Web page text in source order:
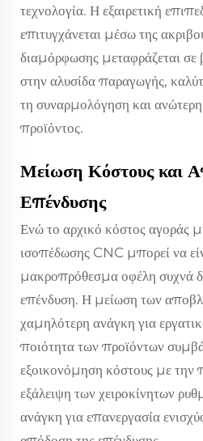
τεχνολογία. Η εξαιρετική
επιτυγχάνεται μέσω της
διαμόρφωσης μεταφράζεται σε
στην αλυσίδα παραγωγής,
τη συναρμολόγηση και
προϊόντος.
Μείωση Κόστους και
Επένδυσης
Ενώ το αρχικό κόστος αγοράς
ισοπέδωσης CNC μπορεί να
μακροπρόθεσμα οφέλη συχνά
επένδυση. Η μείωση των
χαμηλότερη ανάγκη για
ποιότητα των προϊόντων
εξοικονόμηση κόστους με την
εξάλειψη των χειροκίνητων
ανάγκη για επανεργασία